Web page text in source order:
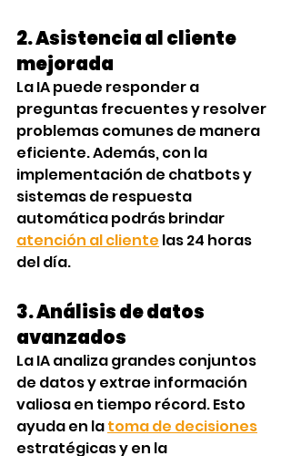
2. Asistencia al cliente
mejorada
La IA puede responder a
preguntas frecuentes y resolver
problemas comunes de manera
eficiente. Además, con la
implementación de chatbots y
sistemas de respuesta
automática podrás brindar
atención al cliente las 24 horas
del día.
3. Análisis de datos
avanzados
La IA analiza grandes conjuntos
de datos y extrae información
valiosa en tiempo récord. Esto
ayuda en la toma de decisiones
estratégicas y en la